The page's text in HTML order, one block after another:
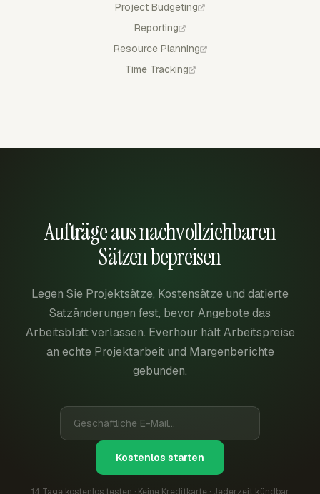
Project Budgeting
Reporting
Resource Planning
Time Tracking
Aufträge aus nachvollziehbaren
Sätzen bepreisen
Legen Sie Projektsätze, Kostensätze und datierte
Satzänderungen fest, bevor Angebote das
Arbeitsblatt verlassen. Everhour hält Arbeitspreise
an echte Projektarbeit und Margenberichte
gebunden.
Kostenlos starten